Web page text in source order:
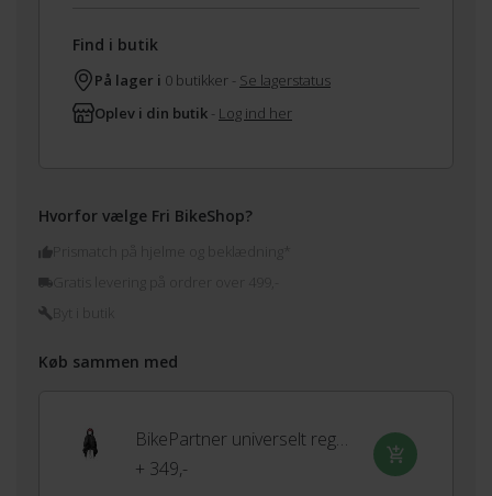
Find i butik
På lager i 0 butikker - Se lagerstatus
Oplev i din butik - Log ind her
Hvorfor vælge Fri BikeShop?
Prismatch på hjelme og beklædning*
Køb sammen med
BikePartner universelt regnslag til barnestol
+ 349,-